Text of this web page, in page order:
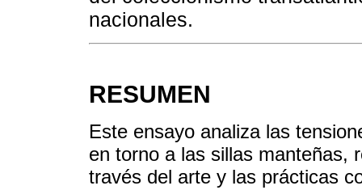
nacionales.
RESUMEN
Este ensayo analiza las
en torno a las sillas manteñas,
través del arte y las prácticas